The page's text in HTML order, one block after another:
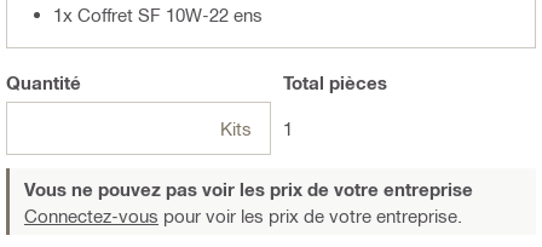
1x Coffret SF 10W-22 ens
Quantité
Kits
Total pièces
1
Vous ne pouvez pas voir les prix de votre entreprise
Connectez-vous pour voir les prix de votre entreprise.